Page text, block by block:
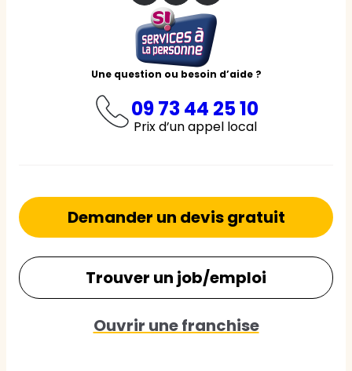
Une question ou besoin d’aide ?
09 73 44 25 10
Prix d’un appel local
Demander un devis gratuit
Trouver un job/emploi
Ouvrir une franchise